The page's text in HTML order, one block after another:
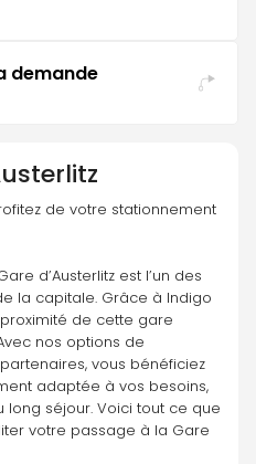
demande
de votre stationnement
d’Austerlitz est l’un des
la capitale. Grâce à Indigo
de cette gare
nos options de
vous bénéficiez
adaptée à vos besoins,
séjour. Voici tout ce que
votre passage à la Gare